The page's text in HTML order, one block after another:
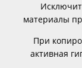
материалы
При
активная